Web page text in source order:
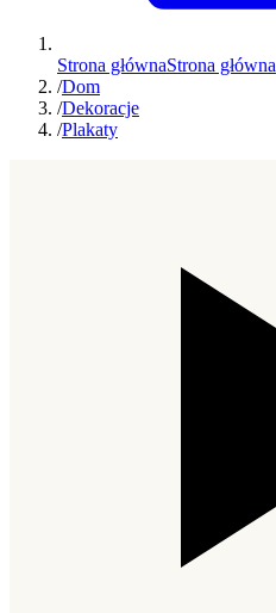
Strona głównaStrona główna
/Dom
/Dekoracje
/Plakaty